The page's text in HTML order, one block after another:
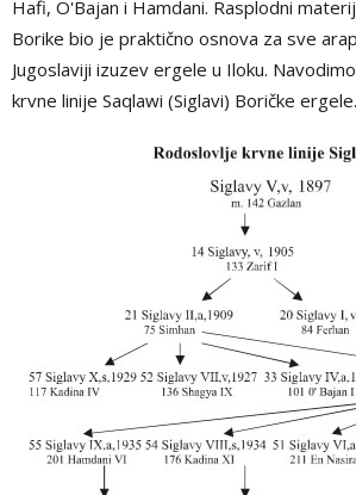
Hafi, O'Bajan i Hamdani. Rasplodni
Borike bio je praktično osnova za sve
Jugoslaviji izuzev ergele u Iloku.
krvne linije Saqlawi (Siglavi) Boričke ergele.